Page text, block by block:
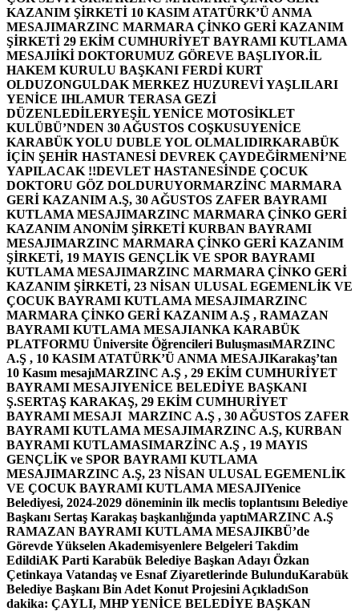
KAZANIM ŞİRKETİ 10 KASIM ATATÜRK’Ü ANMA
MESAJIMARZINC MARMARA ÇİNKO GERİ KAZANIM
ŞİRKETİ 29 EKİM CUMHURİYET BAYRAMI KUTLAMA
MESAJIİKİ DOKTORUMUZ GÖREVE BAŞLIYOR.İL
HAKEM KURULU BAŞKANI FERDİ KURT
OLDUZONGULDAK MERKEZ HUZUREVİ YAŞLILARI
YENİCE IHLAMUR TERASA GEZİ
DÜZENLEDİLERYEŞİL YENİCE MOTOSİKLET
KULÜBÜ’NDEN 30 AĞUSTOS COŞKUSUYENİCE
KARABÜK YOLU DUBLE YOL OLMALIDIRKARABÜK
İÇİN ŞEHİR HASTANESİ DEVREK ÇAYDEĞİRMENİ’NE
YAPILACAK !!DEVLET HASTANESİNDE ÇOCUK
DOKTORU GÖZ DOLDURUYORMARZİNC MARMARA
GERİ KAZANIM A.Ş, 30 AĞUSTOS ZAFER BAYRAMI
KUTLAMA MESAJIMARZINC MARMARA ÇİNKO GERİ
KAZANIM ANONİM ŞİRKETİ KURBAN BAYRAMI
MESAJIMARZINC MARMARA ÇİNKO GERİ KAZANIM
ŞİRKETİ, 19 MAYIS GENÇLİK VE SPOR BAYRAMI
KUTLAMA MESAJIMARZINC MARMARA ÇİNKO GERİ
KAZANIM ŞİRKETİ, 23 NİSAN ULUSAL EGEMENLİK VE
ÇOCUK BAYRAMI KUTLAMA MESAJIMARZINC
MARMARA ÇİNKO GERİ KAZANIM A.Ş , RAMAZAN
BAYRAMI KUTLAMA MESAJIANKA KARABÜK
PLATFORMU Üniversite Öğrencileri BuluşmasıMARZINC
A.Ş , 10 KASIM ATATÜRK’Ü ANMA MESAJIKarakaş’tan
10 Kasım mesajıMARZINC A.Ş , 29 EKİM CUMHURİYET
BAYRAMI MESAJIYENİCE BELEDİYE BAŞKANI
Ş.SERTAŞ KARAKAŞ, 29 EKİM CUMHURİYET
BAYRAMI MESAJI MARZINC A.Ş , 30 AĞUSTOS ZAFER
BAYRAMI KUTLAMA MESAJIMARZINC A.Ş, KURBAN
BAYRAMI KUTLAMASIMARZİNC A.Ş , 19 MAYIS
GENÇLİK ve SPOR BAYRAMI KUTLAMA
MESAJIMARZINC A.Ş, 23 NİSAN ULUSAL EGEMENLİK
VE ÇOCUK BAYRAMI KUTLAMA MESAJIYenice
Belediyesi, 2024-2029 döneminin ilk meclis toplantısını Belediye
Başkanı Sertaş Karakaş başkanlığında yaptıMARZINC A.Ş
RAMAZAN BAYRAMI KUTLAMA MESAJIKBÜ’de
Görevde Yükselen Akademisyenlere Belgeleri Takdim
EdildiAK Parti Karabük Belediye Başkan Adayı Özkan
Çetinkaya Vatandaş ve Esnaf Ziyaretlerinde BulunduKarabük
Belediye Başkanı Bin Adet Konut Projesini AçıkladıSon
dakika: ÇAYLI, MHP YENİCE BELEDİYE BAŞKAN